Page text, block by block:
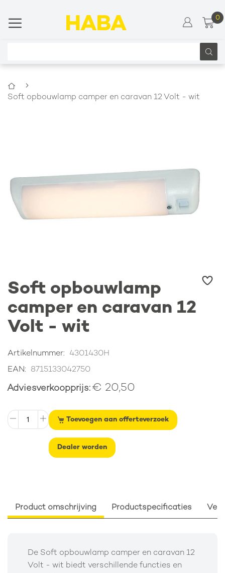
0
Home
Soft opbouwlamp camper en caravan 12 Volt - wit
afbeeldingen-
gallerij
naar
begin
van
gallerij
Soft opbouwlamp
camper en caravan 12
Volt - wit
Artikelnummer
4301430H
EAN
8715133042750
Adviesverkoopprijs € 20,50
Toevoegen aan offerteverzoek
Dealer worden
Product omschrijving Productspecificaties
De Soft opbouwlamp camper en caravan 12
Volt - wit biedt verschillende functies en